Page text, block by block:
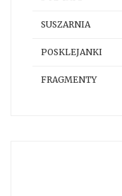
SUSZARNIA
POSKLEJANKI
FRAGMENTY